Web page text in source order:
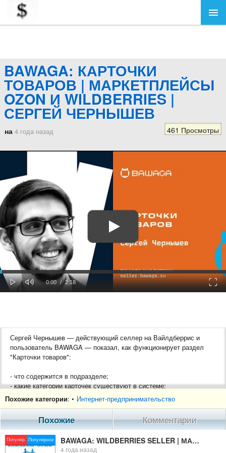
BAWAGA: КАРТОЧКИ
ТОВАРОВ | МАРКЕТПЛЕЙСЫ
OZON И WILDBERRIES |
СЕРГЕЙ ЧЕРНЫШЕВ
на 4 года назад 461 Просмотры
Play Mute
Current
0:00 / Duration
2:18
Сергей Чернышев — действующий селлер на Вайлдберрис и
пользователь BAWAGA — показал, как функционирует раздел
"Карточки товаров":
- что содержится в подразделе;
- какие категории карточек существуют в системе;
- какие функции и возможности содержит раздел;
- значение всех показателей;
Похожие категории: • Интернет-предпринимательство
Похожие Комментарии
Популяр. Популярное BAWAGA: WILDBERRIES SELLER | МАРКЕТПЛЕЙСЫ OZON И WILDBERRIES | СЕРГЕЙ ИВАНОВ
4 года назад